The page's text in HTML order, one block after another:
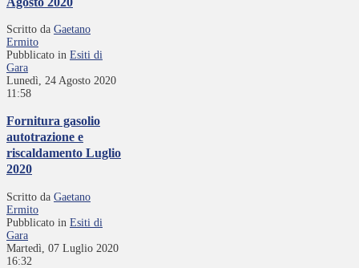
Scritto da Gaetano
Ermito
Pubblicato in Esiti di
Gara
Lunedì, 24 Agosto 2020
11:58
Fornitura gasolio
autotrazione e
riscaldamento Luglio
2020
Scritto da Gaetano
Ermito
Pubblicato in Esiti di
Gara
Martedì, 07 Luglio 2020
16:32